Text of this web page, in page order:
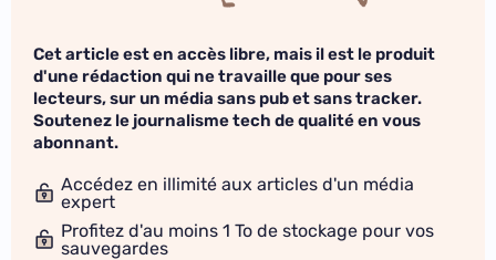
Cet article est en accès libre, mais il est le produit
d'une rédaction qui ne travaille que pour ses
lecteurs, sur un média sans pub et sans tracker.
Soutenez le journalisme tech de qualité en vous
abonnant.
Accédez en illimité aux articles d'un média
expert
Profitez d'au moins 1 To de stockage pour vos
sauvegardes